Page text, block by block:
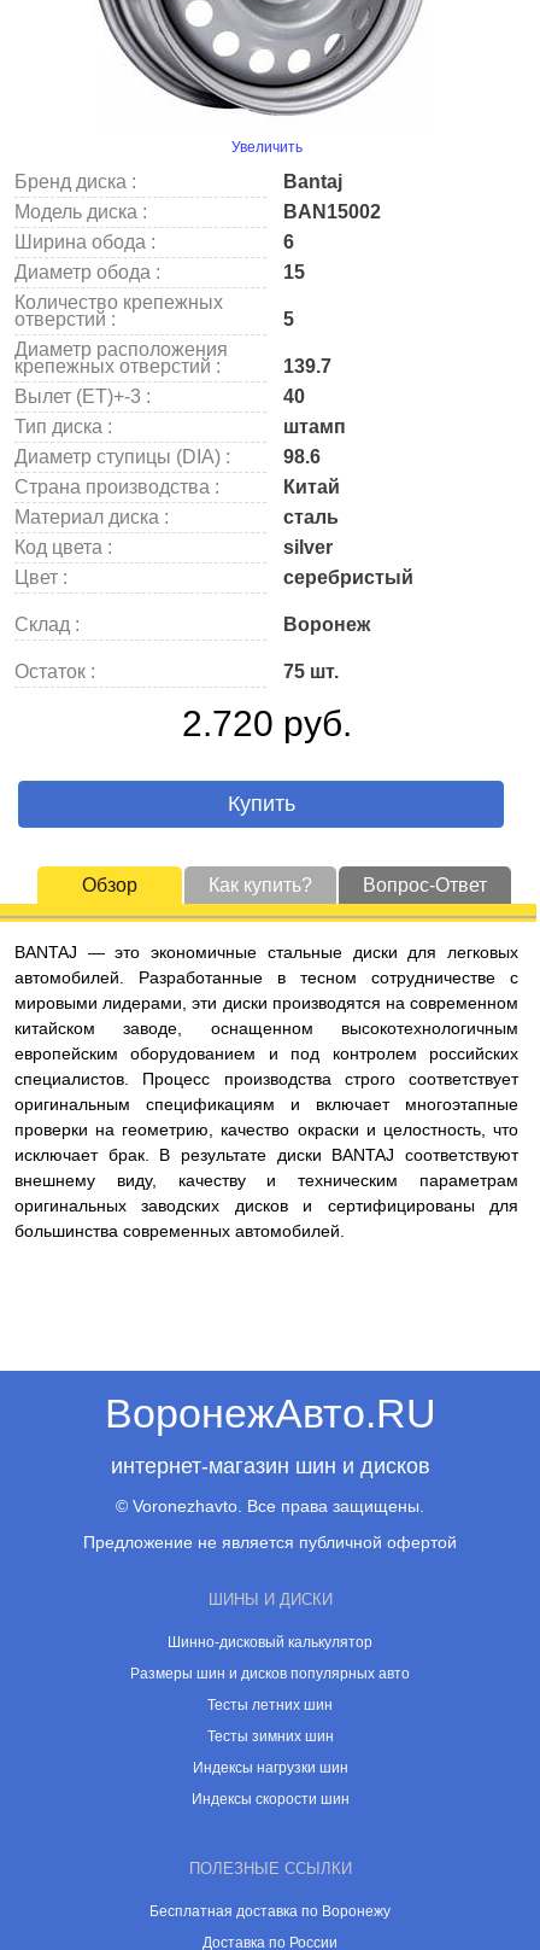
Увеличить
Бренд диска :
Bantaj
Модель диска :
BAN15002
Ширина обода :
6
Диаметр обода :
15
Количество крепежных
отверстий :
5
Диаметр расположения
крепежных отверстий :
139.7
Вылет (ET)+-3 :
40
Тип диска :
штамп
Диаметр ступицы (DIA) :
98.6
Страна производства :
Китай
Материал диска :
сталь
Код цвета :
silver
Цвет :
серебристый
Склад : Воронеж
Остаток : 75 шт.
2.720 руб.
Купить
Обзор Как купить? Вопрос-Ответ
BANTAJ — это экономичные стальные диски для легковых
автомобилей. Разработанные в тесном сотрудничестве с
мировыми лидерами, эти диски производятся на современном
китайском заводе, оснащенном высокотехнологичным
европейским оборудованием и под контролем российских
специалистов. Процесс производства строго соответствует
оригинальным спецификациям и включает многоэтапные
проверки на геометрию, качество окраски и целостность, что
исключает брак. В результате диски BANTAJ соответствуют
внешнему виду, качеству и техническим параметрам
оригинальных заводских дисков и сертифицированы для
большинства современных автомобилей.
ВоронежАвто.RU
интернет-магазин шин и дисков
© Voronezhavto. Все права защищены.
Предложение не является публичной офертой
ШИНЫ И ДИСКИ
Шинно-дисковый калькулятор
Размеры шин и дисков популярных авто
Тесты летних шин
Тесты зимних шин
Индексы нагрузки шин
Индексы скорости шин
ПОЛЕЗНЫЕ ССЫЛКИ
Бесплатная доставка по Воронежу
Доставка по России